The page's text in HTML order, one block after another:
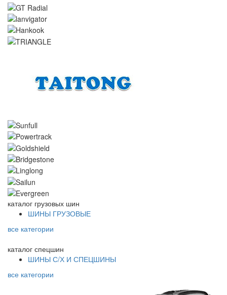
каталог грузовых шин
ШИНЫ ГРУЗОВЫЕ
все категории
каталог спецшин
ШИНЫ С/Х И СПЕЦШИНЫ
все категории